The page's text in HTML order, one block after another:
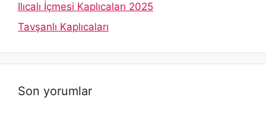
Ilıcalı İçmesi Kaplıcaları 2025
Tavşanlı Kaplıcaları
Son yorumlar